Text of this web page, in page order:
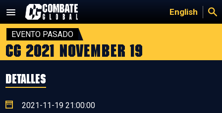
contenido
English
EVENTO PASADO
CG 2021 November 19
DETALLES
2021-11-19 21:00:00